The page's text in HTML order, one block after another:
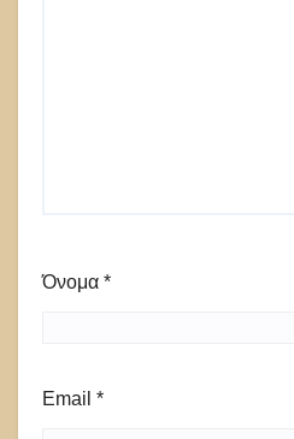
Όνομα *
Email *